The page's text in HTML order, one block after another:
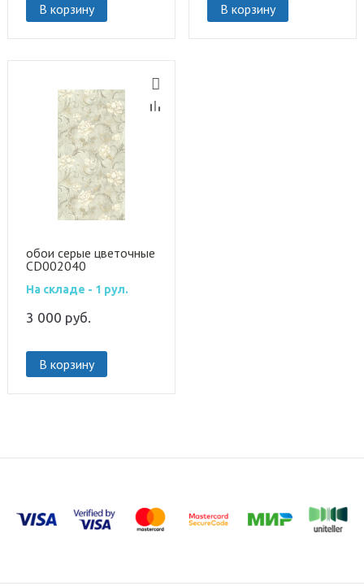
В корзину В корзину
обои серые цветочные
CD002040
На складе - 1 рул.
3 000 руб.
В корзину